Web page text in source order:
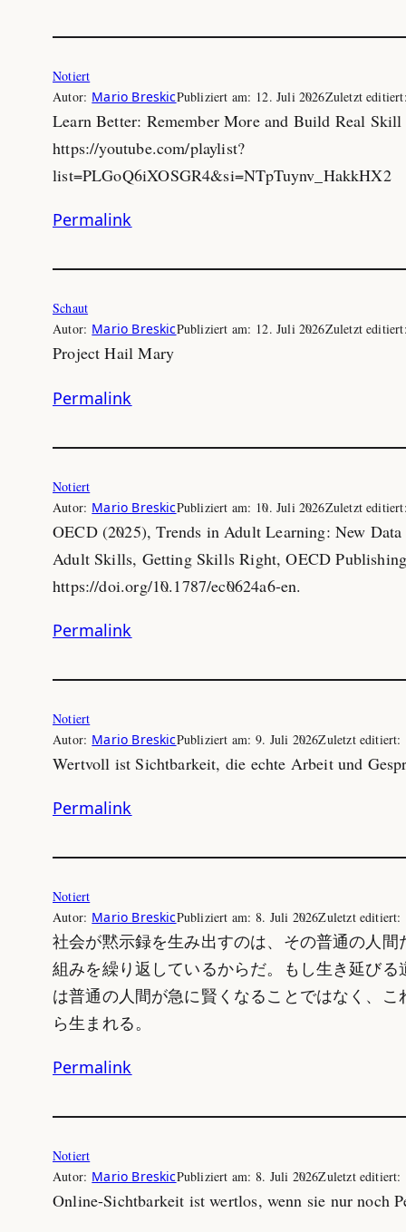
Notiert
Autor: Mario BreskicPubliziert am: 12. Juli 2026Zuletzt
Learn Better: Remember More and Build Real Skill
https://youtube.com/playlist?
list=PLGoQ6iXOSGR4&si=NTpTuynv_HakkHX2
Permalink
Schaut
Autor: Mario BreskicPubliziert am: 12. Juli 2026Zuletzt
Project Hail Mary
Permalink
Notiert
Autor: Mario BreskicPubliziert am: 10. Juli 2026Zuletzt
OECD (2025), Trends in Adult Learning: New
Adult Skills, Getting Skills Right, OECD
https://doi.org/10.1787/ec0624a6-en.
Permalink
Notiert
Autor: Mario BreskicPubliziert am:9. Juli 2026Zuletzt editiert:
Wertvoll ist Sichtbarkeit, die echte Arbeit und
Permalink
Notiert
Autor: Mario BreskicPubliziert am:8. Juli 2026Zuletzt editiert:
社会が黙示録を生み出すのは、その普通の人
組みを繰り返しているからだ。もし生き延び
は普通の人間が急に賢くなることではなく、
ら生まれる。
Permalink
Notiert
Autor: Mario BreskicPubliziert am:8. Juli 2026Zuletzt editiert:
Online-Sichtbarkeit ist wertlos, wenn sie nur noch